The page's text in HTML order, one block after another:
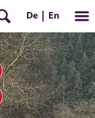
De En